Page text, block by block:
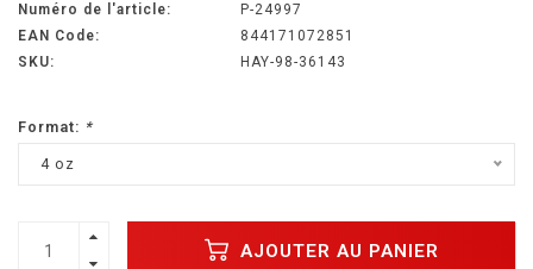
Numéro de l'article:
P-24997
EAN Code:
844171072851
SKU:
HAY-98-36143
Format: *
4 oz
AJOUTER AU PANIER